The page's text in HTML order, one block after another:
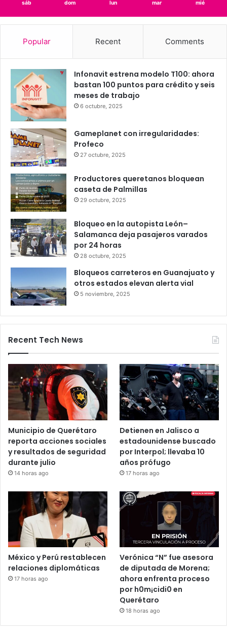
sáb dom lun mar mié
Popular Recent Comments
Infonavit estrena modelo T100: ahora
bastan 100 puntos para crédito y seis
meses de trabajo
6 octubre, 2025
Gameplanet con irregularidades:
Profeco
27 octubre, 2025
Productores queretanos bloquean
caseta de Palmillas
29 octubre, 2025
Bloqueo en la autopista León–
Salamanca deja pasajeros varados
por 24 horas
28 octubre, 2025
Bloqueos carreteros en Guanajuato y
otros estados elevan alerta vial
5 noviembre, 2025
Recent Tech News
Municipio de Querétaro
reporta acciones sociales
y resultados de seguridad
durante julio
14 horas ago
Detienen en Jalisco a
estadounidense buscado
por Interpol; llevaba 10
años prófugo
17 horas ago
México y Perú restablecen
relaciones diplomáticas
17 horas ago
Verónica “N” fue asesora
de diputada de Morena;
ahora enfrenta proceso
por h0m¡cidi0 en
Querétaro
18 horas ago